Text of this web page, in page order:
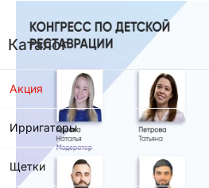
Каталог
Акция
Ирригаторы
Щетки